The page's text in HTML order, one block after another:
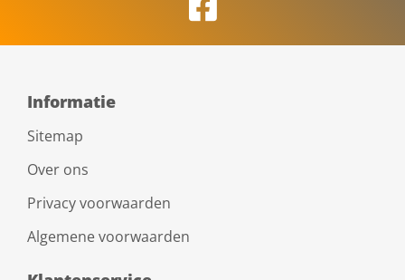
Informatie
Sitemap
Over ons
Privacy voorwaarden
Algemene voorwaarden